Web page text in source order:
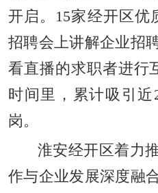
开启。15家经开区优
招聘会上讲解企业招
看直播的求职者进行
时间里，累计吸引
岗。
淮安经开区着力
作与企业发展深度融